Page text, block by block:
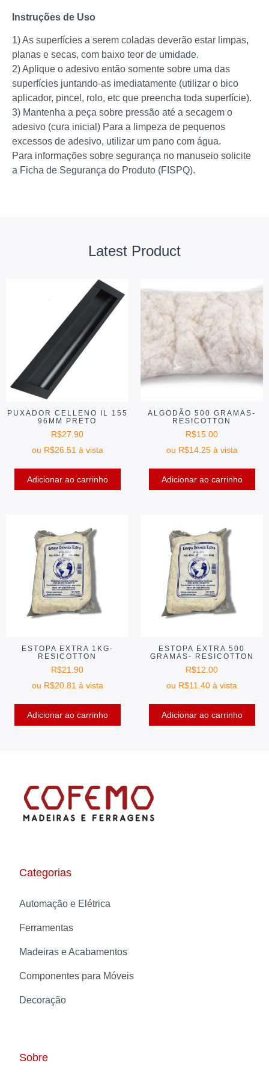
Instruções de Uso
1) As superfícies a serem coladas deverão estar limpas,
planas e secas, com baixo teor de umidade.
2) Aplique o adesivo então somente sobre uma das
superfícies juntando-as imediatamente (utilizar o bico
aplicador, pincel, rolo, etc que preencha toda superfície).
3) Mantenha a peça sobre pressão até a secagem o
adesivo (cura inicial) Para a limpeza de pequenos
excessos de adesivo, utilizar um pano com água.
Para informações sobre segurança no manuseio solicite
a Ficha de Segurança do Produto (FISPQ).
Latest Product
PUXADOR CELLENO IL 155
96MM PRETO
R$27.90
ou R$26.51 à vista
Adicionar ao carrinho
ALGODÃO 500 GRAMAS-
RESICOTTON
R$15.00
ou R$14.25 à vista
Adicionar ao carrinho
ESTOPA EXTRA 1KG-
RESICOTTON
R$21.90
ou R$20.81 à vista
Adicionar ao carrinho
ESTOPA EXTRA 500
GRAMAS- RESICOTTON
R$12.00
ou R$11.40 à vista
Adicionar ao carrinho
Categorias
Automação e Elétrica
Ferramentas
Madeiras e Acabamentos
Componentes para Móveis
Decoração
Sobre